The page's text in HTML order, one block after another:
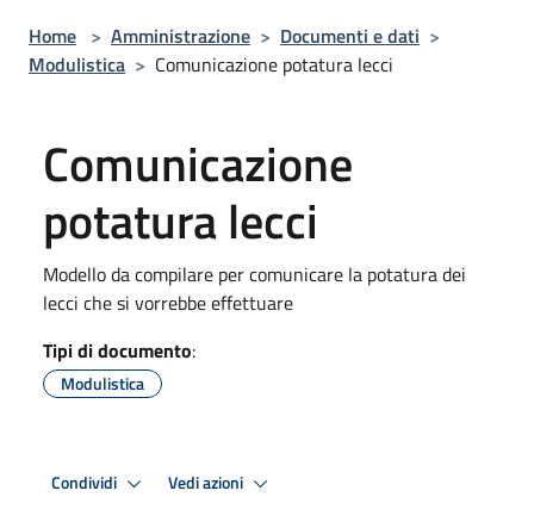
Home > Amministrazione > Documenti e dati >
Modulistica > Comunicazione potatura lecci
Comunicazione
potatura lecci
Modello da compilare per comunicare la potatura dei
lecci che si vorrebbe effettuare
Tipi di documento:
Modulistica
Condividi Vedi azioni